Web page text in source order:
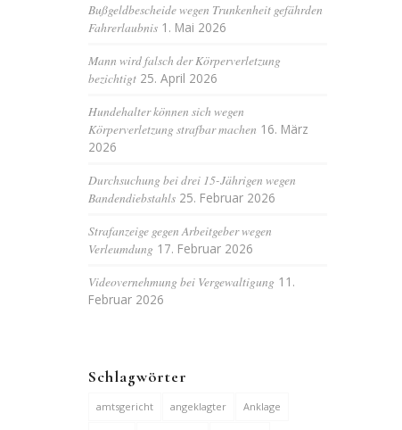
Bußgeldbescheide wegen Trunkenheit gefährden
Fahrerlaubnis 1. Mai 2026
Mann wird falsch der Körperverletzung
bezichtigt 25. April 2026
Hundehalter können sich wegen
Körperverletzung strafbar machen 16. März
2026
Durchsuchung bei drei 15-Jährigen wegen
Bandendiebstahls 25. Februar 2026
Strafanzeige gegen Arbeitgeber wegen
Verleumdung 17. Februar 2026
Videovernehmung bei Vergewaltigung 11.
Februar 2026
Schlagwörter
amtsgericht angeklagter Anklage